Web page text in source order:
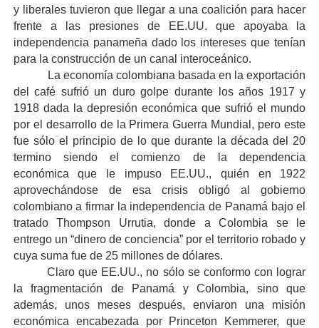
y liberales tuvieron que llegar a una coalición para hacer
frente a las presiones de EE.UU. que apoyaba la
independencia panameña dado los intereses que tenían
para la construcción de un canal interoceánico.
La economía colombiana basada en la exportación
del café sufrió un duro golpe durante los años 1917 y
1918 dada la depresión económica que sufrió el mundo
por el desarrollo de la Primera Guerra Mundial, pero este
fue sólo el principio de lo que durante la década del 20
termino siendo el comienzo de la dependencia
económica que le impuso EE.UU., quién en 1922
aprovechándose de esa crisis obligó al gobierno
colombiano a firmar la independencia de Panamá bajo el
tratado Thompson Urrutia, donde a Colombia se le
entrego un “dinero de conciencia” por el territorio robado y
cuya suma fue de 25 millones de dólares.
Claro que EE.UU., no sólo se conformo con lograr
la fragmentación de Panamá y Colombia, sino que
además, unos meses después, enviaron una misión
económica encabezada por Princeton Kemmerer, que